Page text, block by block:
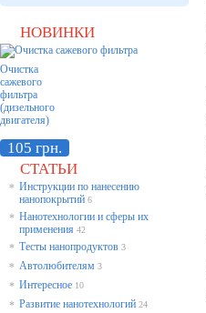
НОВИНКИ
Очистка
сажевого
фильтра
(дизельного
двигателя)
105 грн.
СТАТЬИ
* Инструкции по нанесению
нанопокрытий 6
* Нанотехнологии и сферы их
применения 42
* Тесты нанопродуктов 3
* Автолюбителям 3
* Интересное 10
* Развитие нанотехнологий 24